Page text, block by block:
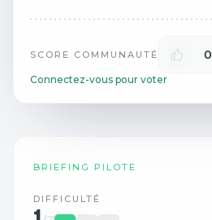
SCORE COMMUNAUTÉ 0
Connectez-vous pour voter
BRIEFING PILOTE
DIFFICULTÉ